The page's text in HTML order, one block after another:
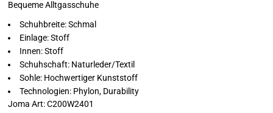
Bequeme Alltgasschuhe
Schuhbreite: Schmal
Einlage: Stoff
Innen: Stoff
Schuhschaft: Naturleder/Textil
Sohle: Hochwertiger Kunststoff
Technologien: Phylon, Durability
Joma Art: C200W2401